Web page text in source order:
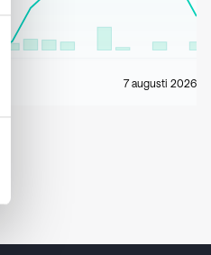
7 augusti 2026